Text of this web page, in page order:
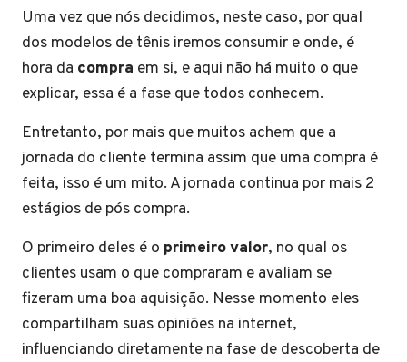
Uma vez que nós decidimos, neste caso, por qual
dos modelos de tênis iremos consumir e onde, é
hora da compra em si, e aqui não há muito o que
explicar, essa é a fase que todos conhecem.
Entretanto, por mais que muitos achem que a
jornada do cliente termina assim que uma compra é
feita, isso é um mito. A jornada continua por mais 2
estágios de pós compra.
O primeiro deles é o primeiro valor, no qual os
clientes usam o que compraram e avaliam se
fizeram uma boa aquisição. Nesse momento eles
compartilham suas opiniões na internet,
influenciando diretamente na fase de descoberta de